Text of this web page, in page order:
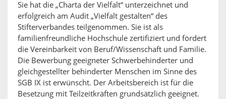
Sie hat die „Charta der Vielfalt“ unterzeichnet und
erfolgreich am Audit „Vielfalt gestalten“ des
Stifterverbandes teilgenommen. Sie ist als
familienfreundliche Hochschule zertifiziert und fördert
die Vereinbarkeit von Beruf/Wissenschaft und Familie.
Die Bewerbung geeigneter Schwerbehinderter und
gleichgestellter behinderter Menschen im Sinne des
SGB IX ist erwünscht. Der Arbeitsbereich ist für die
Besetzung mit Teilzeitkräften grundsätzlich geeignet.